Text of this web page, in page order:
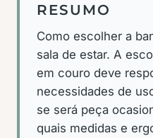
RESUMO
Como escolher a
sala de estar. A
em couro deve
necessidades de
se será peça
quais medidas e